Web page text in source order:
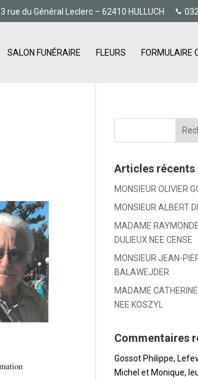
3 rue du Général Leclerc – 62410 HULLUCH
SALON FUNÉRAIRE FLEURS FORMULAIRE
Articles récents
MONSIEUR OLIVIER
MONSIEUR ALBERT
MADAME RAYMONDE
DULIEUX NEE CENSE
MONSIEUR JEAN-
BALAWEJDER
MADAME
NEE KOSZYL
Commentaires
Gossot Philippe,
Michel et Monique,